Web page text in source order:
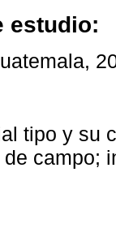
estudio:
tipo y su
campo;